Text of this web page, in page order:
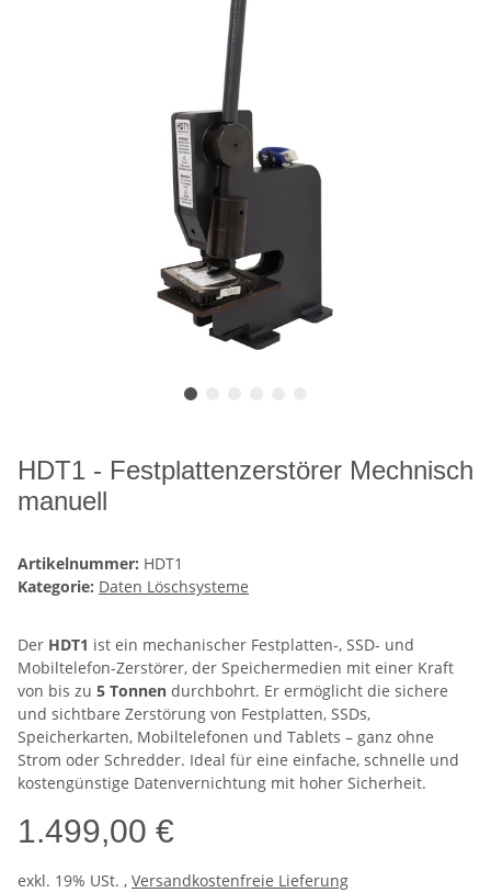
HDT1 - Festplattenzerstörer Mechnisch
manuell
Artikelnummer: HDT1
Kategorie: Daten Löschsysteme
Der HDT1 ist ein mechanischer Festplatten-, SSD- und
Mobiltelefon-Zerstörer, der Speichermedien mit einer Kraft
von bis zu 5 Tonnen durchbohrt. Er ermöglicht die sichere
und sichtbare Zerstörung von Festplatten, SSDs,
Speicherkarten, Mobiltelefonen und Tablets – ganz ohne
Strom oder Schredder. Ideal für eine einfache, schnelle und
kostengünstige Datenvernichtung mit hoher Sicherheit.
1.499,00 €
exkl. 19% USt. , Versandkostenfreie Lieferung